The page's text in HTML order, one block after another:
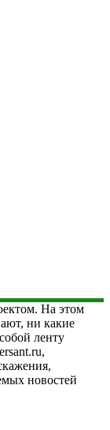
На этом
ни какие
ленту
новостей